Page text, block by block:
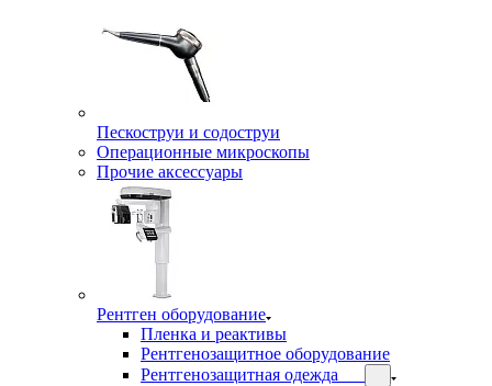
Пескоструи и содоструи
Операционные микроскопы
Прочие аксессуары
Рентген оборудование
Пленка и реактивы
Рентгенозащитное оборудование
Рентгенозащитная одежда